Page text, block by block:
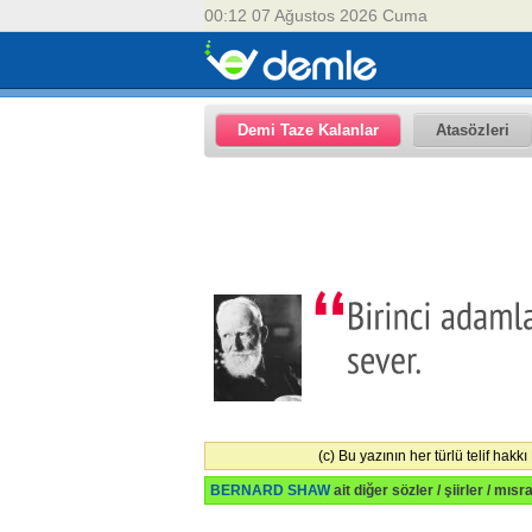
00:12 07 Ağustos 2026 Cuma
Demi Taze Kalanlar Atasözleri
(c) Bu yazının her türlü telif
BERNARD SHAWait diğer sözler / şiirler /